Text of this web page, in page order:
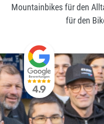
Mountainbikes für den
für den